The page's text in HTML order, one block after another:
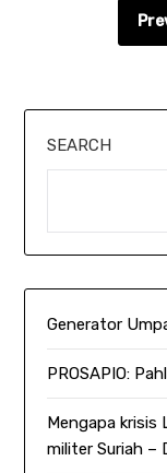
SEARCH
Generator
PROSAPIO:
Mengapa krisis
militer Suriah –